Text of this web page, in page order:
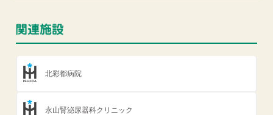
北彩都病院
永山腎泌尿器科クリニック